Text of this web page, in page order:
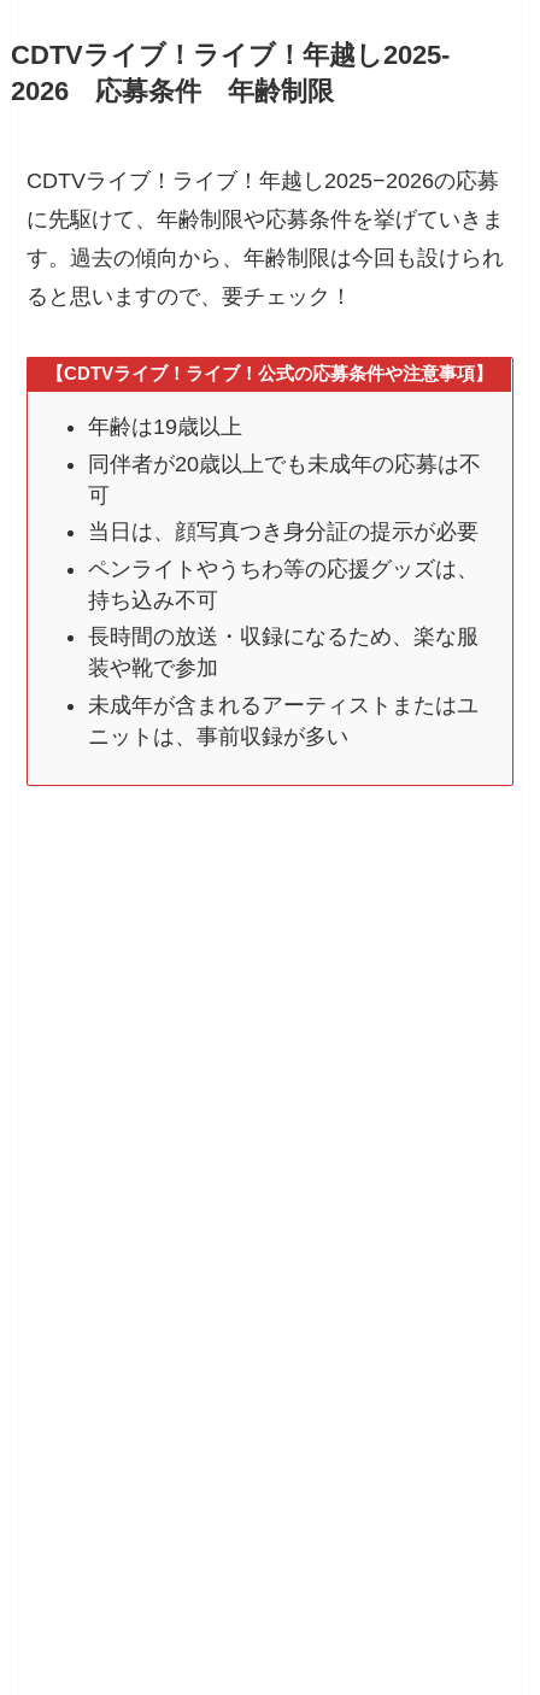
CDTVライブ！ライブ！年越し2025-
2026 応募条件 年齢制限
CDTVライブ！ライブ！年越し2025−2026の応募
に先駆けて、年齢制限や応募条件を挙げていきま
す。過去の傾向から、年齢制限は今回も設けられ
ると思いますので、要チェック！
【CDTVライブ！ライブ！公式の応募条件や注意事項】
年齢は19歳以上
同伴者が20歳以上でも未成年の応募は不
可
当日は、顔写真つき身分証の提示が必要
ペンライトやうちわ等の応援グッズは、
持ち込み不可
長時間の放送・収録になるため、楽な服
装や靴で参加
未成年が含まれるアーティストまたはユ
ニットは、事前収録が多い